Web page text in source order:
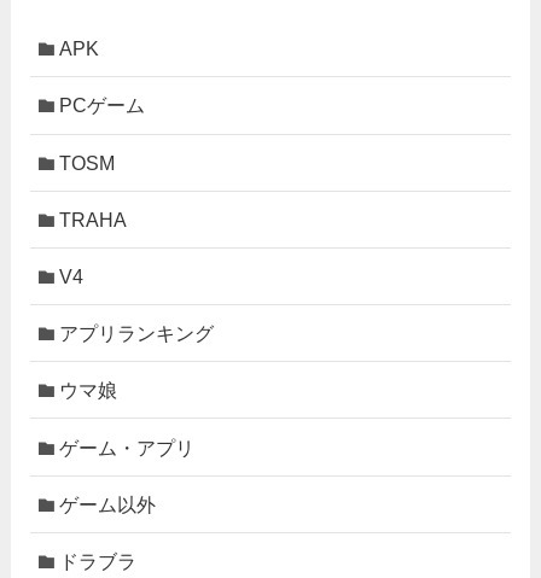
APK
PCゲーム
TOSM
TRAHA
V4
アプリランキング
ウマ娘
ゲーム・アプリ
ゲーム以外
ドラブラ